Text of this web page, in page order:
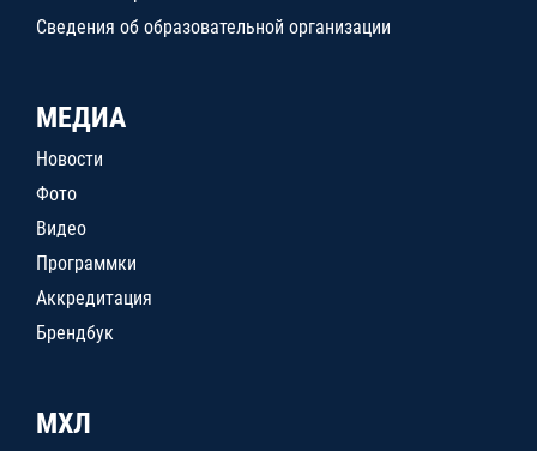
Сведения об образовательной организации
МЕДИА
Новости
Фото
Видео
Программки
Аккредитация
Брендбук
МХЛ